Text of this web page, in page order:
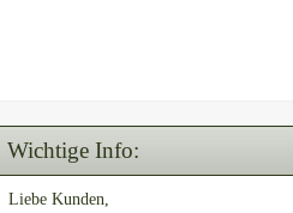
Wichtige Info:
Liebe Kunden,